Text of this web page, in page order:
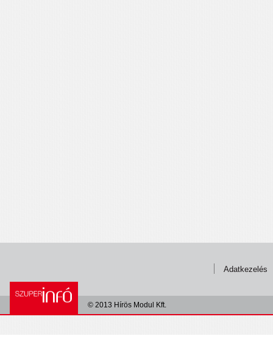
Adatkezelés
© 2013 Hírös Modul Kft.